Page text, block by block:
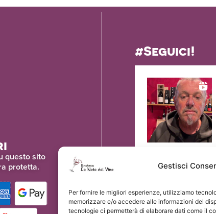
Gestisci
Per fornire le migliori esperienze, utilizziamo
memorizzare e/o accedere alle informazioni del
tecnologie ci permetterà di elaborare dati come il
questo sito
protetta.
#Seguici!